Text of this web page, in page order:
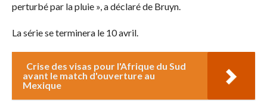
perturbé par la pluie », a déclaré de Bruyn.
La série se terminera le 10 avril.
Crise des visas pour l'Afrique du Sud
avant le match d'ouverture au
Mexique